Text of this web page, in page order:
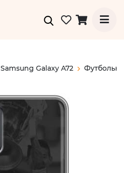
Samsung Galaxy A72